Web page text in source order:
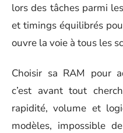
lors des tâches parmi
et timings équilibrés
ouvre la voie à tous les
Choisir sa RAM pour
c’est avant tout
rapidité, volume et
modèles, impossible